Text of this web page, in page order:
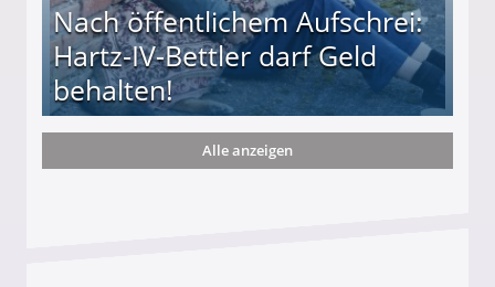
Nach öffentlichem Aufschrei:
Hartz-IV-Bettler darf Geld
behalten!
darf Geld behalten!
Alle anzeigen